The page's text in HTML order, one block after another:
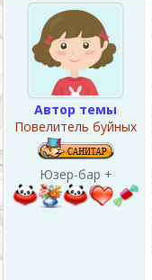
Автор темы
Повелитель буйных
Юзер-бар +